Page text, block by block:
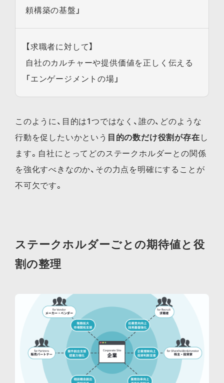
頼構築の基盤」
【求職者に対して】
自社のカルチャーや提供価値を正しく伝える
「エンゲージメントの場」
このように、目的は1つではなく、誰の、どのような
行動を促したいかという 目的の数だけ役割が存在 し
ます。自社にとってどのステークホルダーとの関係
を強化すべきなのか、その力点を明確にすることが
不可欠です。
ステークホルダーごとの期待値と役
割の整理